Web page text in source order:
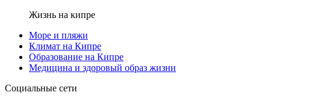
Жизнь на кипре
Море и пляжи
Климат на Кипре
Образование на Кипре
Медицина и здоровый образ жизни
Социальные сети